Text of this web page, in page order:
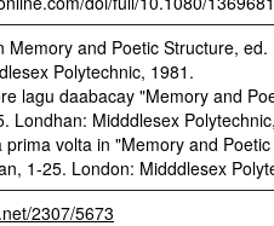
Memory and Poetic Structure,
Polytechnic, 1981.
lagu daabacay "Memory and
Londhan: Midddlesex
prima volta in "Memory and
1-25. London: Midddlesex
2307/5673